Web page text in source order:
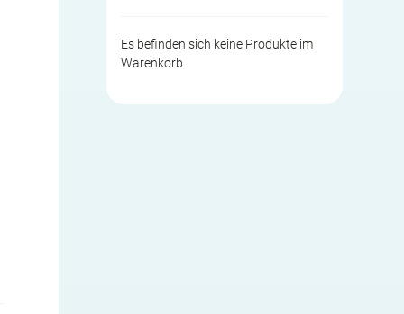
Es befinden sich keine Produkte im
Warenkorb.